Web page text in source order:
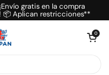
gratis en la compra
📦 Aplican restricciones**
Abrir carrito
0